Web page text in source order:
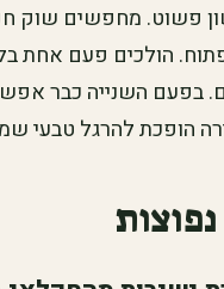
פשוט. מחפשים שוק
הולכים פעם אחת
בפעם השנייה כבר
הופכת להרגל טבעי